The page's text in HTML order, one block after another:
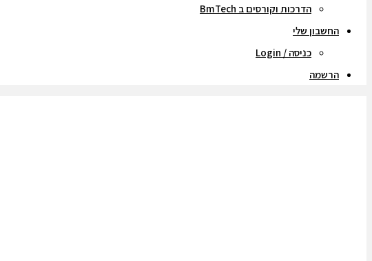
הדרכות וקורסים ב BmTech
החשבון שלי
כניסה / Login
הרשמה